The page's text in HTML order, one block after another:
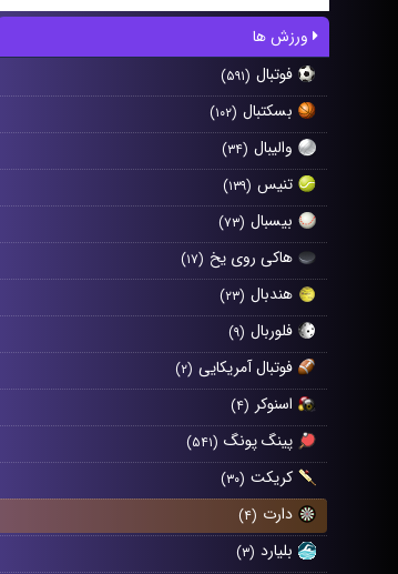
ورزش ها
فوتبال (۵۹۱)
بسکتبال (۱۰۲)
والیبال (۳۴)
تنیس (۱۳۹)
بیسبال (۷۳)
هاکی روی یخ (۱۷)
هندبال (۲۳)
فلوربال (۹)
فوتبال آمریکایی (۲)
اسنوکر (۴)
پینگ پونگ (۵۴۱)
کریکت (۳۰)
دارت (۴)
بلیارد (۳)